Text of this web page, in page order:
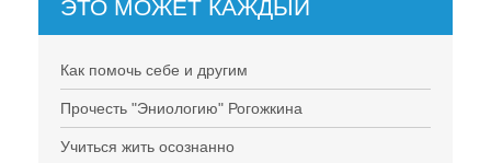
ЭТО МОЖЕТ КАЖДЫЙ
Как помочь себе и другим
Прочесть "Эниологию" Рогожкина
Учиться жить осознанно